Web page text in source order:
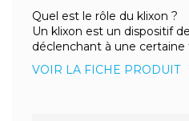
Quel est le rôle du klixon ?
Un klixon est un dispositif
déclenchant à une certaine
VOIR LA FICHE PRODUIT